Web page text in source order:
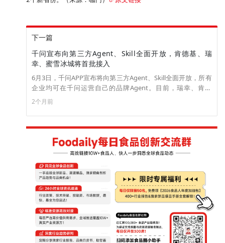
下一篇
千问宣布向第三方Agent、Skill全面开放，肯德基、瑞
幸、蜜雪冰城将首批接入
6月3日，千问APP宣布将向第三方Agent、Skill全面开放，所有
企业均可在千问运营自己的品牌Agent。目前，瑞幸、肯德
基、蜜雪冰城、东方航空等首批企业正在千问进行Agent服务
测试，并将陆续上线。未来，企业可以在千问APP中运营自己
的Agent，自定义Agent人设与服务边界，以对话的形式为用户
提供各种形式的产品服务。同时，Agent具备记忆与主动规划
能力，可在特定场景下主动提供服务，如行程提醒、权益到
期、复购推荐等。（来源：界面新闻）
2个月前